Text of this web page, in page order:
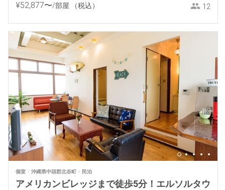
¥52,877〜/部屋 （税込） 12
個室 沖縄県中頭郡北谷町 民泊
アメリカンビレッジまで徒歩5分！エルソルタウ